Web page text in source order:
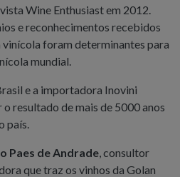
Wine Enthusiast em 2012.
e reconhecimentos recebidos
vinícola foram determinantes para
mundial.
e a importadora Inovini
resultado de mais de 5000 anos
país.
Paes de Andrade , consultor
que traz os vinhos da Golan